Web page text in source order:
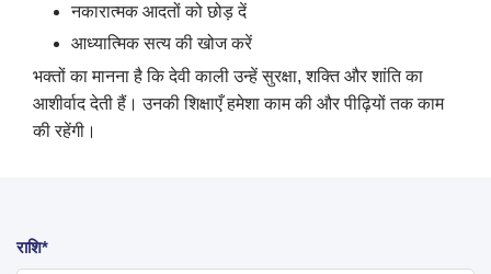
नकारात्मक आदतों को छोड़ दें
आध्यात्मिक सत्य की खोज करें
भक्तों का मानना है कि देवी काली उन्हें सुरक्षा, शक्ति और शांति का
आशीर्वाद देती हैं। उनकी शिक्षाएँ हमेशा काम की और पीढ़ियों तक काम
की रहेंगी।
राशि*